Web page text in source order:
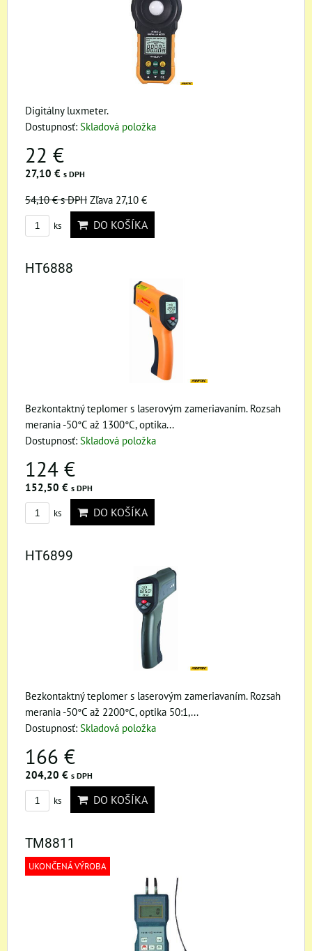
Digitálny luxmeter.
Dostupnosť: Skladová položka
22 €
27,10 € s DPH
54,10 €s DPH Zľava 27,10 €
ks DO KOŠÍKA
HT6888
Bezkontaktný teplomer s laserovým zameriavaním. Rozsah
merania -50°C až 1300°C, optika...
Dostupnosť: Skladová položka
124 €
152,50 € s DPH
ks DO KOŠÍKA
HT6899
Bezkontaktný teplomer s laserovým zameriavaním. Rozsah
merania -50°C až 2200°C, optika 50:1,...
Dostupnosť: Skladová položka
166 €
204,20 € s DPH
ks DO KOŠÍKA
TM8811
UKONČENÁ VÝROBA